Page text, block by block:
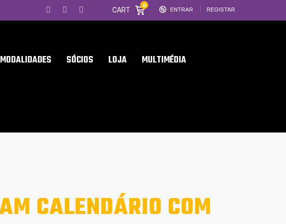
ENTRAR REGISTAR
CART
0
MODALIDADES SÓCIOS LOJA MULTIMÉDIA
CALENDÁRIO COM